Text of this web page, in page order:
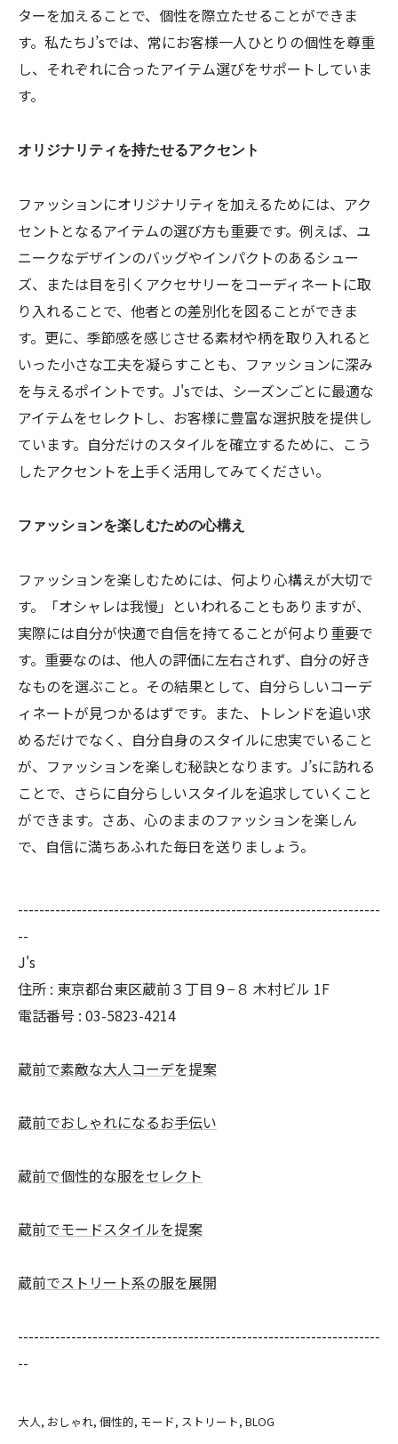
ターを加えることで、個性を際立たせることができま
す。私たちJ’sでは、常にお客様一人ひとりの個性を尊重
し、それぞれに合ったアイテム選びをサポートしていま
す。
オリジナリティを持たせるアクセント
ファッションにオリジナリティを加えるためには、アク
セントとなるアイテムの選び方も重要です。例えば、ユ
ニークなデザインのバッグやインパクトのあるシュー
ズ、または目を引くアクセサリーをコーディネートに取
り入れることで、他者との差別化を図ることができま
す。更に、季節感を感じさせる素材や柄を取り入れると
いった小さな工夫を凝らすことも、ファッションに深み
を与えるポイントです。J'sでは、シーズンごとに最適な
アイテムをセレクトし、お客様に豊富な選択肢を提供し
ています。自分だけのスタイルを確立するために、こう
したアクセントを上手く活用してみてください。
ファッションを楽しむための心構え
ファッションを楽しむためには、何より心構えが大切で
す。「オシャレは我慢」といわれることもありますが、
実際には自分が快適で自信を持てることが何より重要で
す。重要なのは、他人の評価に左右されず、自分の好き
なものを選ぶこと。その結果として、自分らしいコーデ
ィネートが見つかるはずです。また、トレンドを追い求
めるだけでなく、自分自身のスタイルに忠実でいること
が、ファッションを楽しむ秘訣となります。J’sに訪れる
ことで、さらに自分らしいスタイルを追求していくこと
ができます。さあ、心のままのファッションを楽しん
で、自信に満ちあふれた毎日を送りましょう。
--------------------------------------------------------------------
--
J's
住所 : 東京都台東区蔵前３丁目９−８ 木村ビル 1F
電話番号 : 03-5823-4214
蔵前で素敵な大人コーデを提案
蔵前でおしゃれになるお手伝い
蔵前で個性的な服をセレクト
蔵前でモードスタイルを提案
蔵前でストリート系の服を展開
--------------------------------------------------------------------
--
大人 おしゃれ 個性的 モード ストリート BLOG